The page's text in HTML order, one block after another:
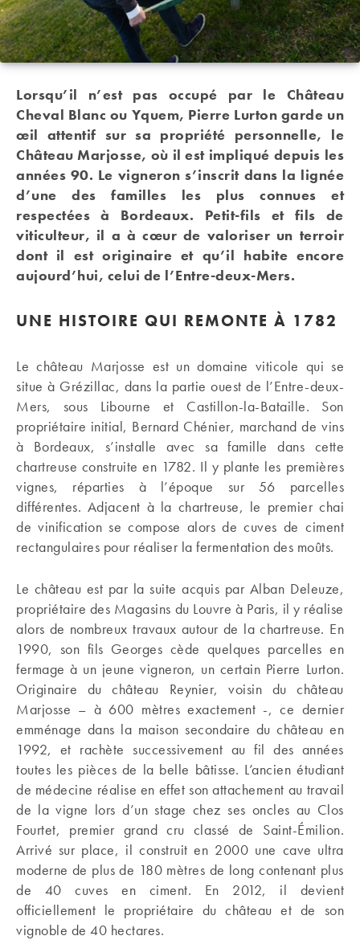
Lorsqu’il n’est pas occupé par le Château
Cheval Blanc ou Yquem, Pierre Lurton garde un
œil attentif sur sa propriété personnelle, le
Château Marjosse, où il est impliqué depuis les
années 90. Le vigneron s’inscrit dans la lignée
d’une des familles les plus connues et
respectées à Bordeaux. Petit-fils et fils de
viticulteur, il a à cœur de valoriser un terroir
dont il est originaire et qu’il habite encore
aujourd’hui, celui de l’Entre-deux-Mers.
UNE HISTOIRE QUI REMONTE À 1782
Le château Marjosse est un domaine viticole qui se
situe à Grézillac, dans la partie ouest de l’Entre-deux-
Mers, sous Libourne et Castillon-la-Bataille. Son
propriétaire initial, Bernard Chénier, marchand de vins
à Bordeaux, s’installe avec sa famille dans cette
chartreuse construite en 1782. Il y plante les premières
vignes, réparties à l’époque sur 56 parcelles
différentes. Adjacent à la chartreuse, le premier chai
de vinification se compose alors de cuves de ciment
rectangulaires pour réaliser la fermentation des moûts.
Le château est par la suite acquis par Alban Deleuze,
propriétaire des Magasins du Louvre à Paris, il y réalise
alors de nombreux travaux autour de la chartreuse. En
1990, son fils Georges cède quelques parcelles en
fermage à un jeune vigneron, un certain Pierre Lurton.
Originaire du château Reynier, voisin du château
Marjosse – à 600 mètres exactement -, ce dernier
emménage dans la maison secondaire du château en
1992, et rachète successivement au fil des années
toutes les pièces de la belle bâtisse. L’ancien étudiant
de médecine réalise en effet son attachement au travail
de la vigne lors d’un stage chez ses oncles au Clos
Fourtet, premier grand cru classé de Saint-Émilion.
Arrivé sur place, il construit en 2000 une cave ultra
moderne de plus de 180 mètres de long contenant plus
de 40 cuves en ciment. En 2012, il devient
officiellement le propriétaire du château et de son
vignoble de 40 hectares.